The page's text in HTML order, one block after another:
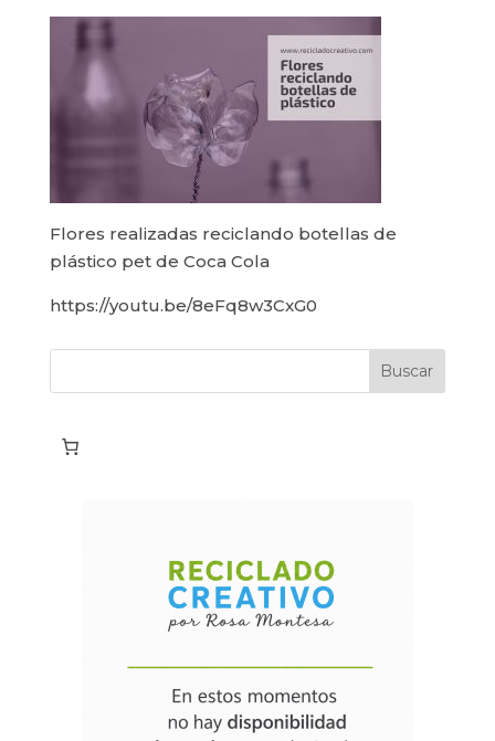
Flores realizadas reciclando botellas de
plástico pet de Coca Cola
https://youtu.be/8eFq8w3CxG0